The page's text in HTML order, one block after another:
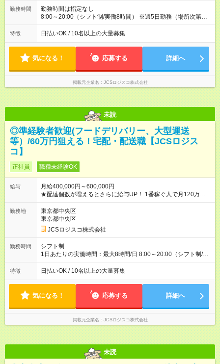
勤務時間
勤務時間は指定なし
8:00～20:00（シフト制/実働8時間） ※週5日勤務（場所次第で
は週4も有り） ※配達状況によって時間外での勤務可能性有り ※
案件により多少の前後あり ※配達が完了次第、帰社OKです
特徴 日払いOK / 10名以上の大量募集
気になる！ 応募する 詳細へ
掲載元企業名 JCSロジスコ株式会社
未読
◎準経験者歓迎(フードデリバリー、大型運送
等）/60万円狙える！宅配・配送職【JCSロジス
コ】
正社員 職種未経験OK
給与
月給400,000円～600,000円
★配達個数が増えるとさらに給与UP！ 1番稼ぐ人で月120万ほ
ど！ ・主要都市エリア 月収55万円／週5日稼働 月収65万~112
万円／週6日稼働 ・地方郊外エリア 月収40万円／週5日稼働 月
収40万円~50万円／週6日稼働 ＜モデルイメージ＞ ■月収50万
円 (27歳男性/江東区在住)※元建築関係 1日150個配達×25日勤務
(日休み) ■月収80万円(43歳男性/墨田区在住)※元営業 1日200個
勤務地
東京都中央区
東京都中央区
JCSロジスコ株式会社
勤務時間
シフト制
1日あたりの実働時間：最大8時間/日 8:00～20:00（シフト制/実
働8時間） ※週5日勤務（場所次第では週4も有り） ※配達状況に
よって時間外での勤務可能性有り ※案件により多少の前後あり
特徴 日払いOK / 10名以上の大量募集
気になる！ 応募する 詳細へ
掲載元企業名 JCSロジスコ株式会社
未読